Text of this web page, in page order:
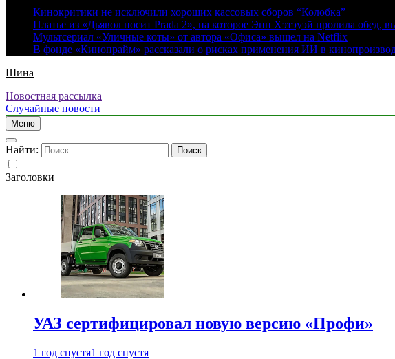
Кинокритики не исключили хороших кассовых сборов “Колобка”
Платье из «Дьявол носит Prada 2», на которое Энн Хэтэуэй пролила обед,
Мультсериал «Уличные коты» от автора «Офиса» вышел на Netflix
В фонде «Кинопрайм» рассказали о рисках применения ИИ в
Шина
Новостная рассылка
Случайные новости
Меню
Найти:
Заголовки
УАЗ сертифицировал новую версию «Профи»
1 год спустя1 год спустя